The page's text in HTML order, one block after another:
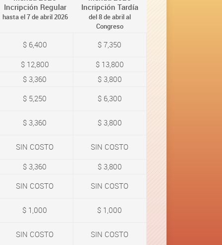
Incripción Regular
hasta el 7 de abril 2026
Incripción Tardía
del 8 de abril al
Congreso
$ 6,400
$ 7,350
$ 12,800
$ 13,800
$ 3,360
$ 3,800
$ 5,250
$ 6,300
$ 3,360
$ 3,800
SIN COSTO
SIN COSTO
$ 3,360
$ 3,800
SIN COSTO
SIN COSTO
$ 1,000
$ 1,000
SIN COSTO SIN COSTO